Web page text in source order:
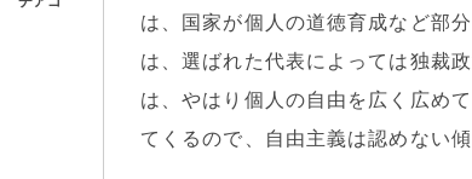
は、国家が個人の道徳育成など部
は、選ばれた代表によっては独裁
は、やはり個人の自由を広く広め
てくるので、自由主義は認めない傾